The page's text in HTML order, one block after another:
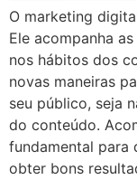
O marketing
Ele acompanha
nos hábitos dos
novas maneiras
seu público, seja
do conteúdo.
fundamental para
obter bons